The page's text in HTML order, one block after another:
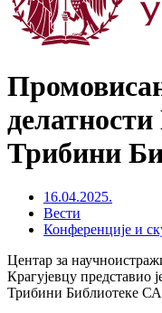
Трибини
16.04.2025.
Вести
Конференције и
Центар за
Крагујевцу представио
Трибини Библиотеке